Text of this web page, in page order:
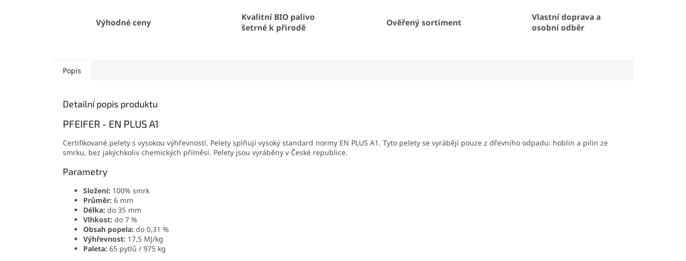
Výhodné ceny
Kvalitní BIO palivo
šetrné k přirodě
Ověřený sortiment
Vlastní doprava a
osobní odběr
Popis
Detailní popis produktu
PFEIFER - EN PLUS A1
Certifikované pelety s vysokou výhřevností. Pelety splňují vysoký standard normy EN PLUS A1. Tyto pelety se vyrábějí pouze z dřevního odpadu: hoblin a pilin ze
smrku, bez jakýchkoliv chemických příměsí. Pelety jsou vyráběny v České republice.
Parametry
Složení: 100% smrk
Průměr: 6 mm
Délka: do 35 mm
Vlhkost: do 7 %
Obsah popela: do 0,31 %
Výhřevnost: 17,5 MJ/kg
Paleta: 65 pytlů / 975 kg